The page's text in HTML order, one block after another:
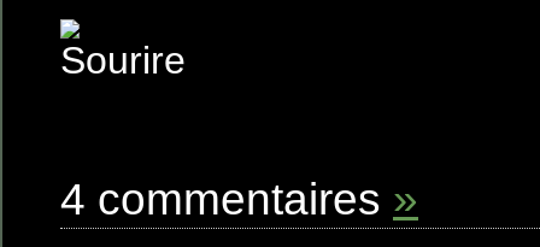
4 commentaires »